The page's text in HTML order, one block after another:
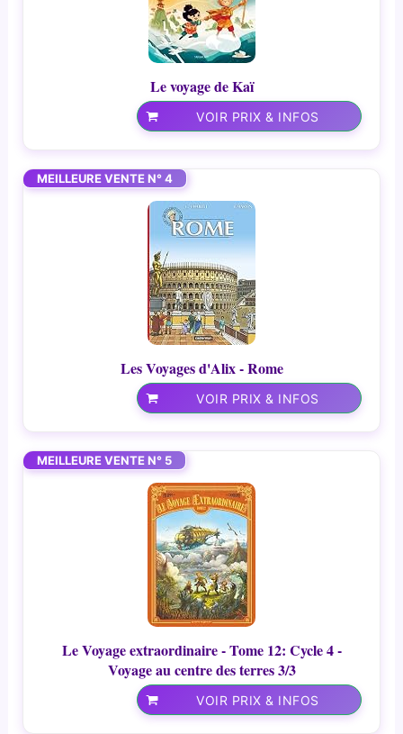
Le voyage de Kaï
VOIR PRIX & INFOS
MEILLEURE VENTE N° 4
Les Voyages d'Alix - Rome
VOIR PRIX & INFOS
MEILLEURE VENTE N° 5
Le Voyage extraordinaire - Tome 12: Cycle 4 -
Voyage au centre des terres 3/3
VOIR PRIX & INFOS